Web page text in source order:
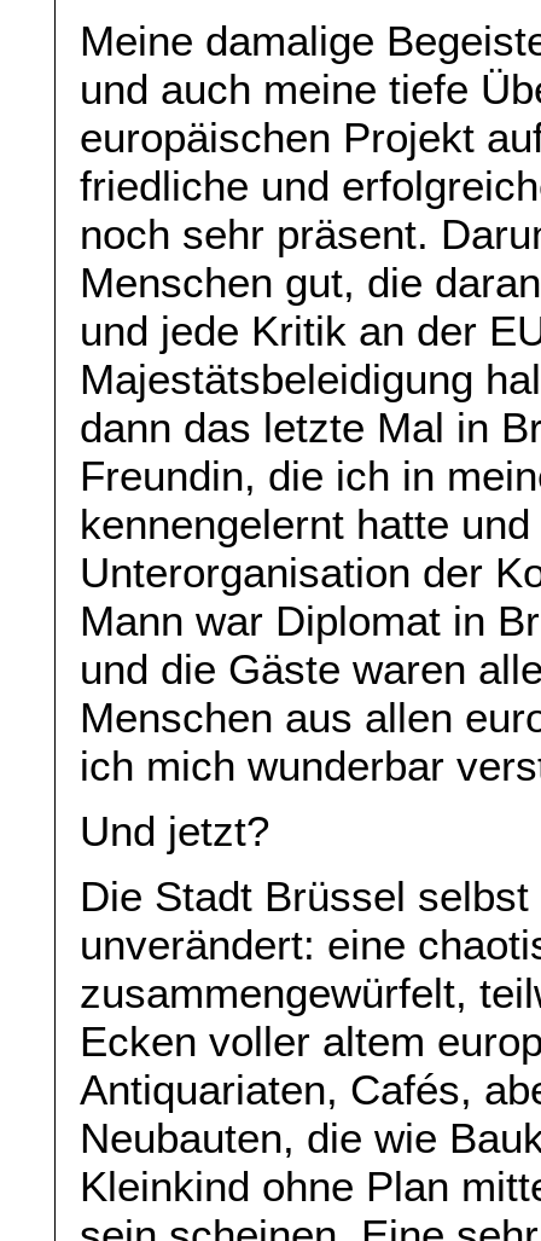
Meine damalige
und auch meine tiefe
europäischen Projekt
friedliche und
noch sehr präsent.
Menschen gut, die
und jede Kritik an der
Majestätsbeleidigung
dann das letzte Mal in
Freundin, die ich in
kennengelernt hatte
Unterorganisation der
Mann war Diplomat in
und die Gäste waren
Menschen aus allen
ich mich wunderbar
Und jetzt?
Die Stadt Brüssel
unverändert: eine
zusammengewürfelt,
Ecken voller altem
Antiquariaten, Cafés,
Neubauten, die wie
Kleinkind ohne Plan